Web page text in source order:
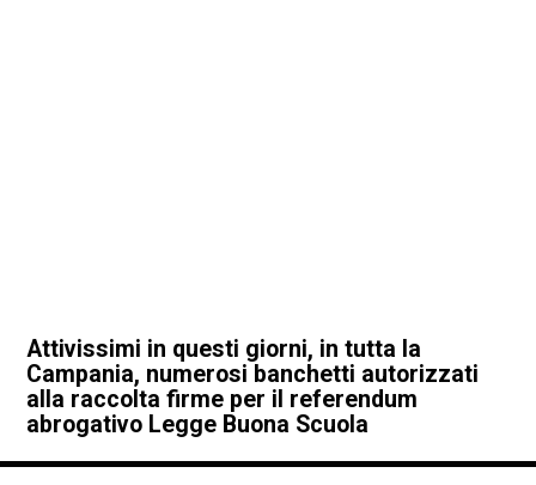
Attivissimi in questi giorni, in tutta la
Campania, numerosi banchetti autorizzati
alla raccolta firme per il referendum
abrogativo Legge Buona Scuola